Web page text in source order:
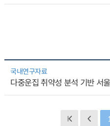
국내연구자료
다중운집 취약성 분석 기반 서
1